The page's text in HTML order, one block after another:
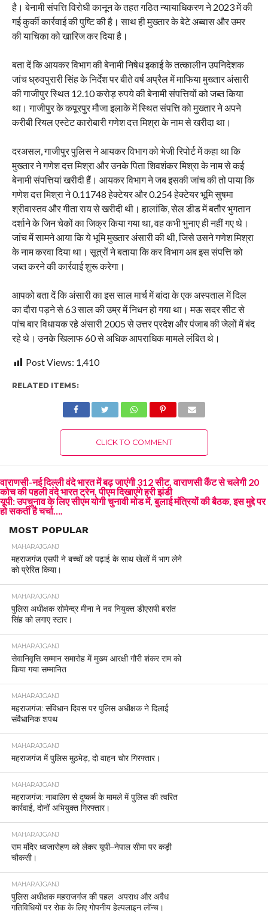
है। बेनामी संपत्ति विरोधी कानून के तहत गठित न्यायाधिकरण ने 2023 में की
गई कुर्की कार्रवाई की पुष्टि की है। साथ ही मुख्तार के बेटे अब्बास और उमर
की याचिका को खारिज कर दिया है।
बता दें कि आयकर विभाग की बेनामी निषेध इकाई के तत्कालीन उपनिदेशक
जांच ध्रुवपुरारी सिंह के निर्देश पर बीते वर्ष अप्रैल में माफिया मुख्तार अंसारी
की गाजीपुर स्थित 12.10 करोड़ रुपये की बेनामी संपत्तियों को जब्त किया
था। गाजीपुर के कपूरपुर मौजा इलाके में स्थित संपत्ति को मुख्तार ने अपने
करीबी रियल एस्टेट कारोबारी गणेश दत्त मिश्रा के नाम से खरीदा था।
दरअसल, गाजीपुर पुलिस ने आयकर विभाग को भेजी रिपोर्ट में कहा था कि
मुख्तार ने गणेश दत्त मिश्रा और उनके पिता शिवशंकर मिश्रा के नाम से कई
बेनामी संपत्तियां खरीदी हैं। आयकर विभाग ने जब इसकी जांच की तो पाया कि
गणेश दत्त मिश्रा ने 0.11748 हेक्टेयर और 0.254 हेक्टेयर भूमि सुषमा
श्रीवास्तव और गीता राय से खरीदी थी। हालांकि, सेल डीड में बतौर भुगतान
दर्शाने के जिन चेकों का जिक्र किया गया था, वह कभी भुनाए ही नहीं गए थे।
जांच में सामने आया कि ये भूमि मुख्तार अंसारी की थी, जिसे उसने गणेश मिश्रा
के नाम करवा दिया था। सूत्रों ने बताया कि कर विभाग अब इस संपत्ति को
जब्त करने की कार्रवाई शुरू करेगा।
आपको बता दें कि अंसारी का इस साल मार्च में बांदा के एक अस्पताल में दिल
का दौरा पड़ने से 63 साल की उम्र में निधन हो गया था। मऊ सदर सीट से
पांच बार विधायक रहे अंसारी 2005 से उत्तर प्रदेश और पंजाब की जेलों में बंद
रहे थे। उनके खिलाफ 60 से अधिक आपराधिक मामले लंबित थे।
Post Views: 1,410
RELATED ITEMS:
CLICK TO COMMENT
वाराणसी-नई दिल्ली वंदे भारत में बढ़ जाएंगी 312 सीट, वाराणसी कैंट से चलेगी 20
कोच की पहली वंदे भारत ट्रेन, पीएम दिखाएंगे हरी झंडी
यूपी: उपचुनाव के लिए सीएम योगी चुनावी मोड में, बुलाई मंत्रियों की बैठक, इस मुद्दे पर
हो सकती है चर्चा….
MOST POPULAR
MAHARAJGANJ
महराजगंज एसपी ने बच्चों को पढ़ाई के साथ खेलों में भाग लेने
को प्रेरित किया।
MAHARAJGANJ
पुलिस अधीक्षक सोमेन्द्र मीना ने नव नियुक्त डीएसपी बसंत
सिंह को लगाए स्टार।
MAHARAJGANJ
सेवानिवृत्ति सम्मान समारोह में मुख्य आरक्षी गौरी शंकर राम को
किया गया सम्मानित
MAHARAJGANJ
महराजगंज: संविधान दिवस पर पुलिस अधीक्षक ने दिलाई
संवैधानिक शपथ
MAHARAJGANJ
महराजगंज में पुलिस मुठभेड़, दो वाहन चोर गिरफ्तार।
MAHARAJGANJ
महराजगंज: नाबालिग से दुष्कर्म के मामले में पुलिस की त्वरित
कार्रवाई, दोनों अभियुक्त गिरफ्तार।
MAHARAJGANJ
राम मंदिर ध्वजारोहण को लेकर यूपी–नेपाल सीमा पर कड़ी
चौकसी।
MAHARAJGANJ
पुलिस अधीक्षक महराजगंज की पहल अपराध और अवैध
गतिविधियों पर रोक के लिए गोपनीय हेल्पलाइन लॉन्च।